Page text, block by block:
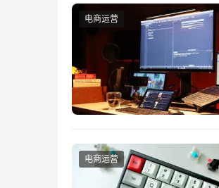
电商运营
电商运营